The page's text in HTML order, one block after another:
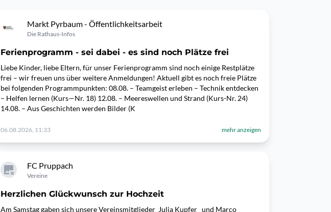
Markt Pyrbaum - Öffentlichkeitsarbeit
Die Rathaus-Infos
Ferienprogramm - sei dabei - es sind noch Plätze frei
Liebe Kinder, liebe Eltern, für unser Ferienprogramm sind noch einige Restplätze
frei – wir freuen uns über weitere Anmeldungen! Aktuell gibt es noch freie Plätze
bei folgenden Programmpunkten: 08.08. – Teamgeist erleben – Technik entdecken
– Helfen lernen (Kurs—Nr. 18) 12.08. – Meereswellen und Strand (Kurs-Nr. 24)
14.08. – Aus Geschichten werden Bilder (K
06.08.2026, 11:33 mehr anzeigen
FC Pruppach
Vereine
Herzlichen Glückwunsch zur Hochzeit
Am Samstag gaben sich unsere Vereinsmitglieder Julia Kupfer und Marco